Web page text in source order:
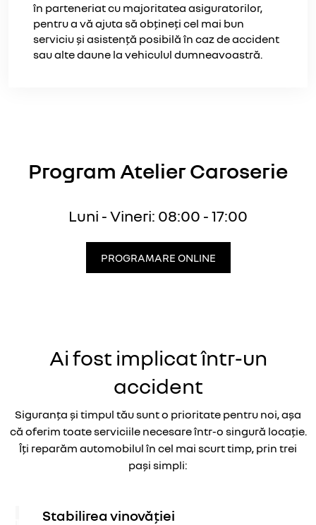
în parteneriat cu majoritatea asiguratorilor,
pentru a vă ajuta să obțineți cel mai bun
serviciu și asistență posibilă în caz de accident
sau alte daune la vehiculul dumneavoastră.
Program Atelier Caroserie
Luni - Vineri: 08:00 - 17:00
PROGRAMARE ONLINE
Ai fost implicat într-un
accident
Siguranța și timpul tău sunt o prioritate pentru noi, așa
că oferim toate serviciile necesare într-o singură locație.
Îți reparăm automobilul în cel mai scurt timp, prin trei
pași simpli:
Stabilirea vinovăției